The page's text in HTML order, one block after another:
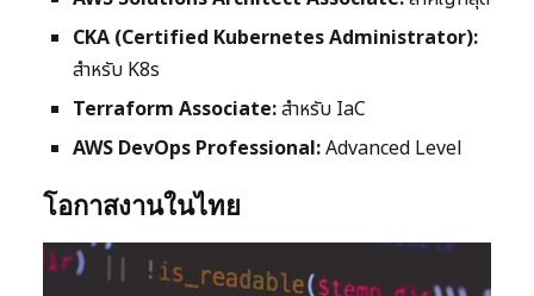
CKA (Certified Kubernetes Administrator):
สำหรับ K8s
Terraform Associate:สำหรับ IaC
AWS DevOps Professional:Advanced Level
โอกาสงานในไทย